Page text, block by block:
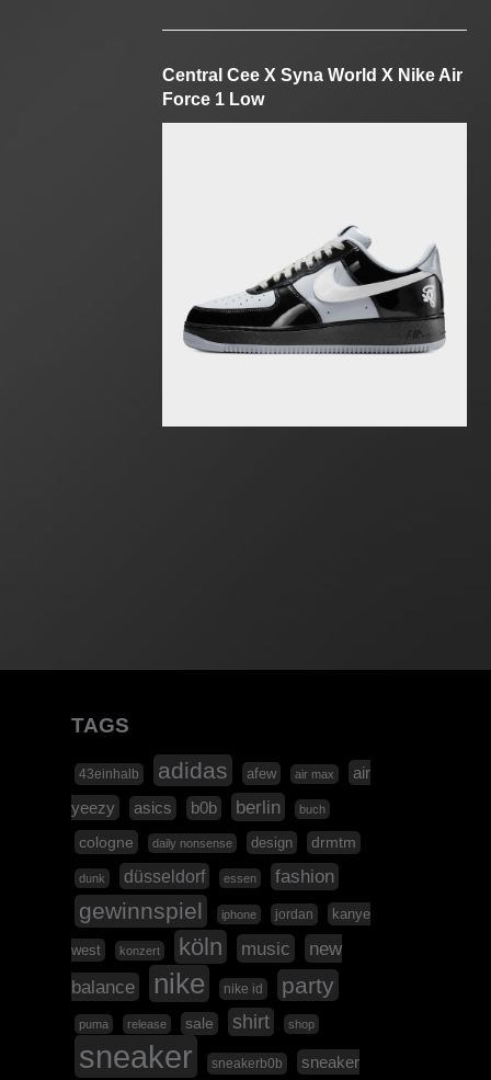
Central Cee X Syna World X Nike Air
Force 1 Low
TAGS
43einhalb adidas afew air max
air
yeezy
asics b0b berlin buch
cologne daily nonsense design drmtm
dunk düsseldorf essen fashion
gewinnspiel iphone jordan kanye
west konzert köln music
new
balance
nike nike id party
puma release sale shirt shop
sneaker sneakerb0b sneaker